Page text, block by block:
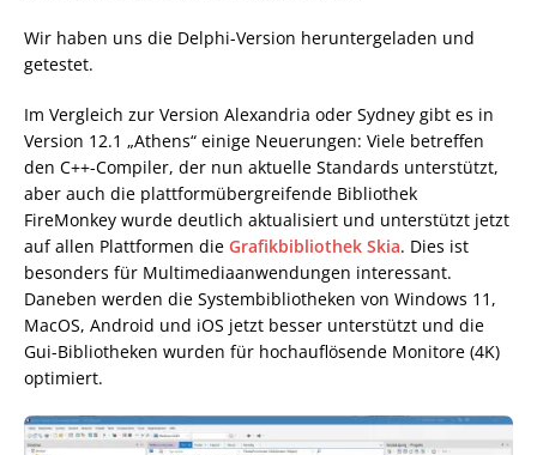
Wir haben uns die Delphi-Version heruntergeladen und
getestet.
Im Vergleich zur Version Alexandria oder Sydney gibt es in
Version 12.1 „Athens“ einige Neuerungen: Viele betreffen
den C++-Compiler, der nun aktuelle Standards unterstützt,
aber auch die plattformübergreifende Bibliothek
FireMonkey wurde deutlich aktualisiert und unterstützt jetzt
auf allen Plattformen die Grafikbibliothek Skia. Dies ist
besonders für Multimediaanwendungen interessant.
Daneben werden die Systembibliotheken von Windows 11,
MacOS, Android und iOS jetzt besser unterstützt und die
Gui-Bibliotheken wurden für hochauflösende Monitore (4K)
optimiert.